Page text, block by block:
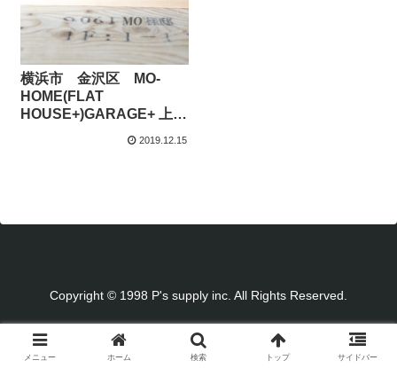
横浜市 金沢区 MO-
HOME(FLAT
HOUSE+)GARAGE+ 上棟
2019.12.15
Copyright © 1998 P's supply inc. All Rights Reserved.
メニュー ホーム 検索 トップ サイドバー